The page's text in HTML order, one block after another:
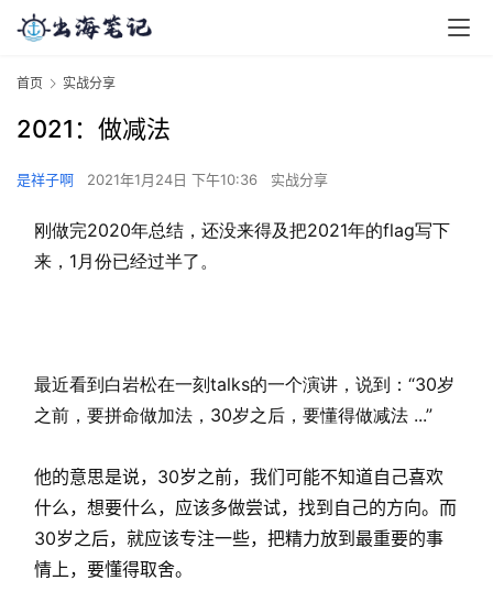
首页 实战分享
2021：做减法
是祥子啊 2021年1月24日 下午10:36 实战分享
刚做完2020年总结，还没来得及把2021年的flag写下
来，1月份已经过半了。
最近看到白岩松在一刻talks的一个演讲，说到：“30岁
之前，要拼命做加法，30岁之后，要懂得做减法 ...”
他的意思是说，30岁之前，我们可能不知道自己喜欢
什么，想要什么，应该多做尝试，找到自己的方向。而
30岁之后，就应该专注一些，把精力放到最重要的事
情上，要懂得取舍。